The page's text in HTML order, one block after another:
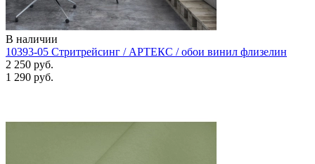
В наличии
10393-05 Стритрейсинг / АРТЕКС / обои винил флизелин
2 250 руб.
1 290 руб.